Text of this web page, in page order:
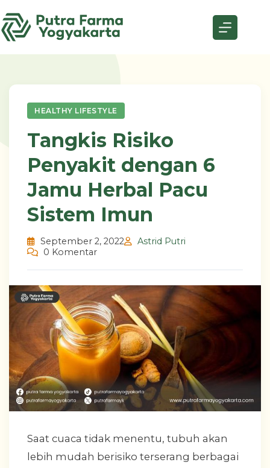
to
content
HEALTHY LIFESTYLE
Tangkis Risiko
Penyakit dengan 6
Jamu Herbal Pacu
Sistem Imun
September 2, 2022
Astrid Putri
0 Komentar
Saat cuaca tidak menentu, tubuh akan
lebih mudah berisiko terserang berbagai